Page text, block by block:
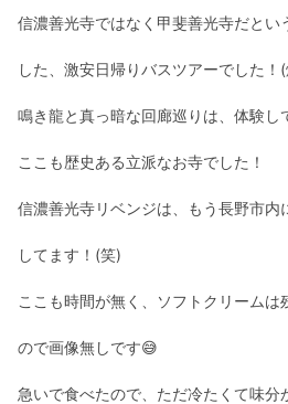
信濃善光寺ではなく甲斐善光寺だとい
した、激安日帰りバスツアーでした！
鳴き龍と真っ暗な回廊巡りは、体験し
ここも歴史ある立派なお寺でした！
信濃善光寺リベンジは、もう長野市内
してます！(笑)
ここも時間が無く、ソフトクリームは
ので画像無しです😅
急いで食べたので、ただ冷たくて味分